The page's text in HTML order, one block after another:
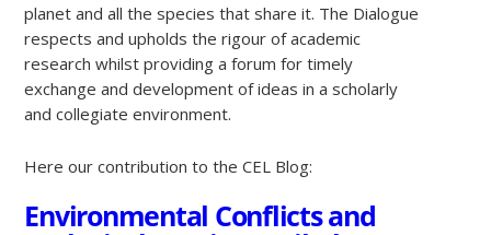
planet and all the species that share it. The Dialogue
respects and upholds the rigour of academic
research whilst providing a forum for timely
exchange and development of ideas in a scholarly
and collegiate environment.
Here our contribution to the CEL Blog:
Environmental Conflicts and